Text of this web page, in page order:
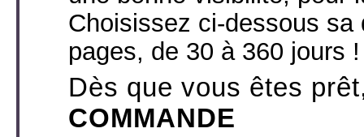
Choisissez ci-dessous
pages, de 30 à 360 jours !
Dès que vous êtes
COMMANDE